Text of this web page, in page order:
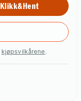
Klikk&Hent
kjøpsvilkårene .